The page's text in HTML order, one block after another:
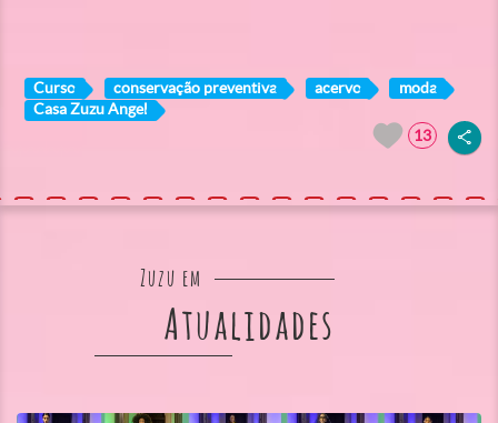
Curso conservação preventiva acervo
moda
Casa Zuzu Angel
13
Zuzu em
Atualidades